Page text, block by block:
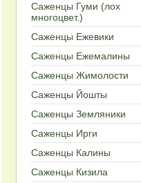
Саженцы Гуми (лох
многоцвет.)
Cаженцы Ежевики
Саженцы Ежемалины
Саженцы Жимолости
Саженцы Йошты
Cаженцы Земляники
Саженцы Ирги
Cаженцы Калины
Cаженцы Кизила